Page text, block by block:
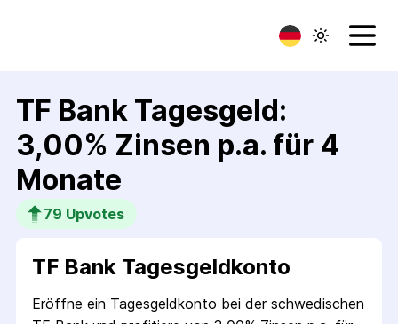
TF Bank Tagesgeld:
3,00% Zinsen p.a. für 4
Monate
79 Upvotes
TF Bank Tagesgeldkonto
Eröffne ein Tagesgeldkonto bei der schwedischen